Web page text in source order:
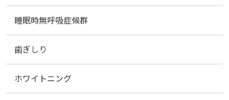
睡眠時無呼吸症候群
歯ぎしり
ホワイトニング